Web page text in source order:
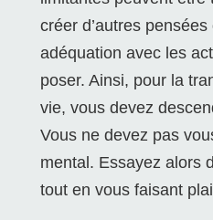
créer d’autres
adéquation avec les
poser. Ainsi, pour la
vie, vous devez
Vous ne devez pas
mental. Essayez alors
tout en vous faisant